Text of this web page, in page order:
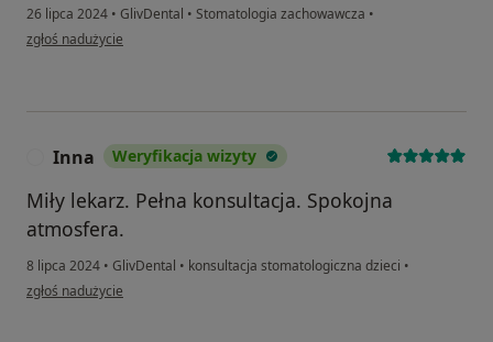
26 lipca 2024 • GlivDental • Stomatologia zachowawcza •
w opinii użytkownika Adam
zgłoś nadużycie
Inna Weryfikacja wizyty
Miły lekarz. Pełna konsultacja. Spokojna
atmosfera.
8 lipca 2024 • GlivDental • konsultacja stomatologiczna dzieci •
w opinii użytkownika Inna
zgłoś nadużycie